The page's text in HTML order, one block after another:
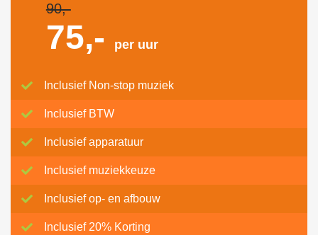
90,-
75,- per uur
Inclusief Non-stop muziek
Inclusief BTW
Inclusief apparatuur
Inclusief muziekkeuze
Inclusief op- en afbouw
Inclusief 20% Korting